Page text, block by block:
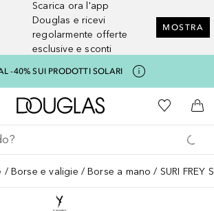
Scarica ora l'app
Douglas e ricevi
regolarmente offerte
esclusive e sconti
MOSTRA
-40% SUI PRODOTTI SOLARI
A Douglas HomeAlla Mia
Al
Borse e valigie Borse a mano SURI